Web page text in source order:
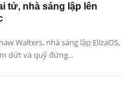
tử, nhà sáng lập lên
Walters, nhà sáng lập ElizaOS,
dứt và quỹ đứng...